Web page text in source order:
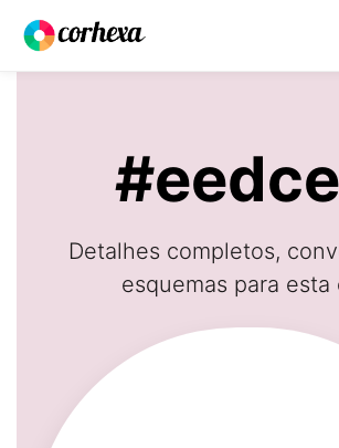
Detalhes completos,
esquemas para esta